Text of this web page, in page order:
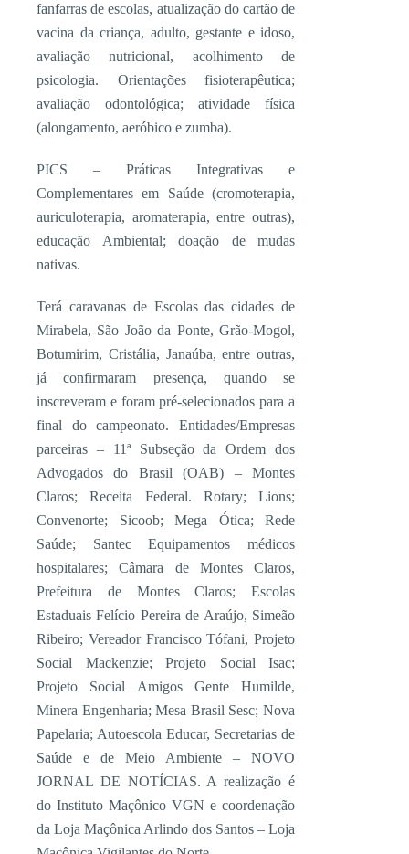
fanfarras de escolas, atualização do cartão de
vacina da criança, adulto, gestante e idoso,
avaliação nutricional, acolhimento de
psicologia. Orientações fisioterapêutica;
avaliação odontológica; atividade física
(alongamento, aeróbico e zumba).
PICS – Práticas Integrativas e
Complementares em Saúde (cromoterapia,
auriculoterapia, aromaterapia, entre outras),
educação Ambiental; doação de mudas
nativas.
Terá caravanas de Escolas das cidades de
Mirabela, São João da Ponte, Grão-Mogol,
Botumirim, Cristália, Janaúba, entre outras,
já confirmaram presença, quando se
inscreveram e foram pré-selecionados para a
final do campeonato. Entidades/Empresas
parceiras – 11ª Subseção da Ordem dos
Advogados do Brasil (OAB) – Montes
Claros; Receita Federal. Rotary; Lions;
Convenorte; Sicoob; Mega Ótica; Rede
Saúde; Santec Equipamentos médicos
hospitalares; Câmara de Montes Claros,
Prefeitura de Montes Claros; Escolas
Estaduais Felício Pereira de Araújo, Simeão
Ribeiro; Vereador Francisco Tófani, Projeto
Social Mackenzie; Projeto Social Isac;
Projeto Social Amigos Gente Humilde,
Minera Engenharia; Mesa Brasil Sesc; Nova
Papelaria; Autoescola Educar, Secretarias de
Saúde e de Meio Ambiente – NOVO
JORNAL DE NOTÍCIAS. A realização é
do Instituto Maçônico VGN e coordenação
da Loja Maçônica Arlindo dos Santos – Loja